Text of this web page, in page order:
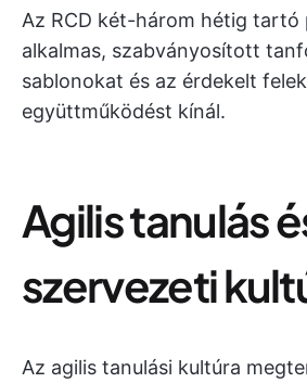
Az RCD két-három hétig tartó
alkalmas, szabványosított
sablonokat és az érdekelt
együttműködést kínál.
Agilis tanulás
szervezeti
Az agilis tanulási kultúra